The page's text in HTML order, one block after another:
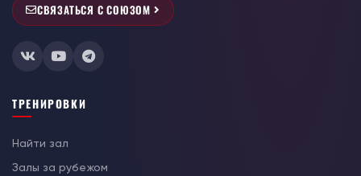
СВЯЗАТЬСЯ С СОЮЗОМ
ТРЕНИРОВКИ
Найти зал
Залы за рубежом